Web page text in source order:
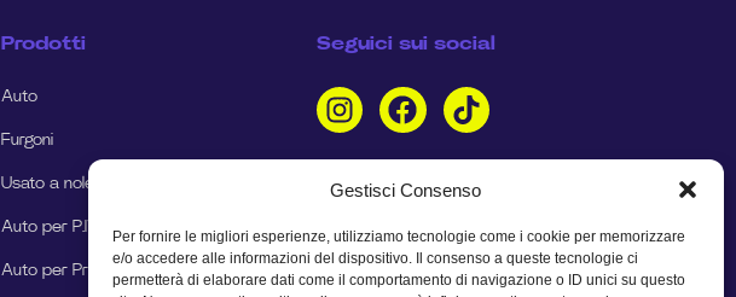
Gestisci Consenso
Per fornire le migliori esperienze, utilizziamo tecnologie come i cookie per memorizzare
e/o accedere alle informazioni del dispositivo. Il consenso a queste tecnologie ci
permetterà di elaborare dati come il comportamento di navigazione o ID unici su questo
Prodotti
Auto
Furgoni
Usato a noleggio
Auto per P.IVA e Aziende
Auto per Privati
Seguici sui social